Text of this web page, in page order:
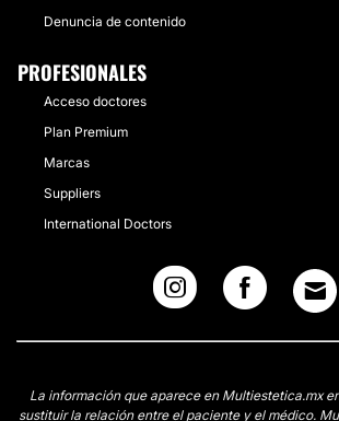
Denuncia de contenido
PROFESIONALES
Acceso doctores
Plan Premium
Marcas
Suppliers
International Doctors
La información que aparece en Multiestetica.mx
sustituir la relación entre el paciente y el médico.